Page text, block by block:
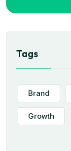
Tags
Brand
Growth